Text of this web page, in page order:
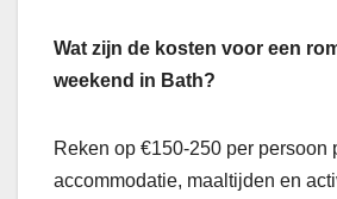
Wat zijn de kosten voor een
weekend in Bath?
Reken op €150-250 per persoon
accommodatie, maaltijden en